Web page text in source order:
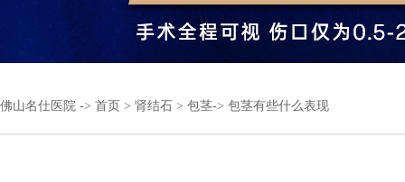
佛山名仕医院 -> 首页 > 肾结石 > 包茎-> 包茎有些什么表现